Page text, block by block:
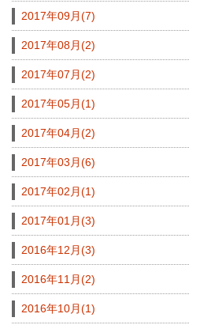
2017年09月(7)
2017年08月(2)
2017年07月(2)
2017年05月(1)
2017年04月(2)
2017年03月(6)
2017年02月(1)
2017年01月(3)
2016年12月(3)
2016年11月(2)
2016年10月(1)